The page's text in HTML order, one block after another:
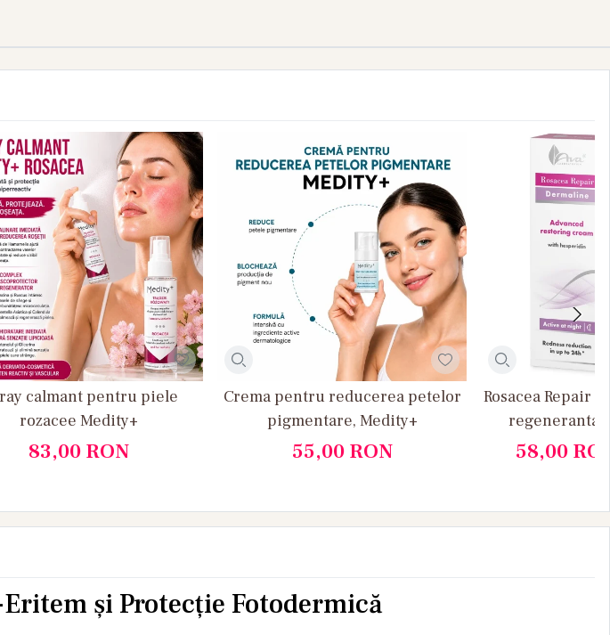
calmant pentru piele
rozacee Medity+
83,00 RON
Crema pentru reducerea petelor
pigmentare, Medity+
55,00 RON
Rosacea Repair -
regeneranta
58,00
Eritem și Protecție Fotodermică